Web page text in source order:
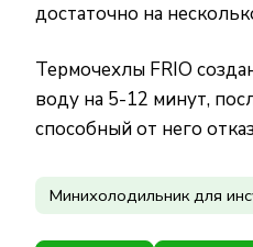
достаточно на
Термочехлы FRIO
воду на 5-12 минут,
способный от него
Минихолодильник для